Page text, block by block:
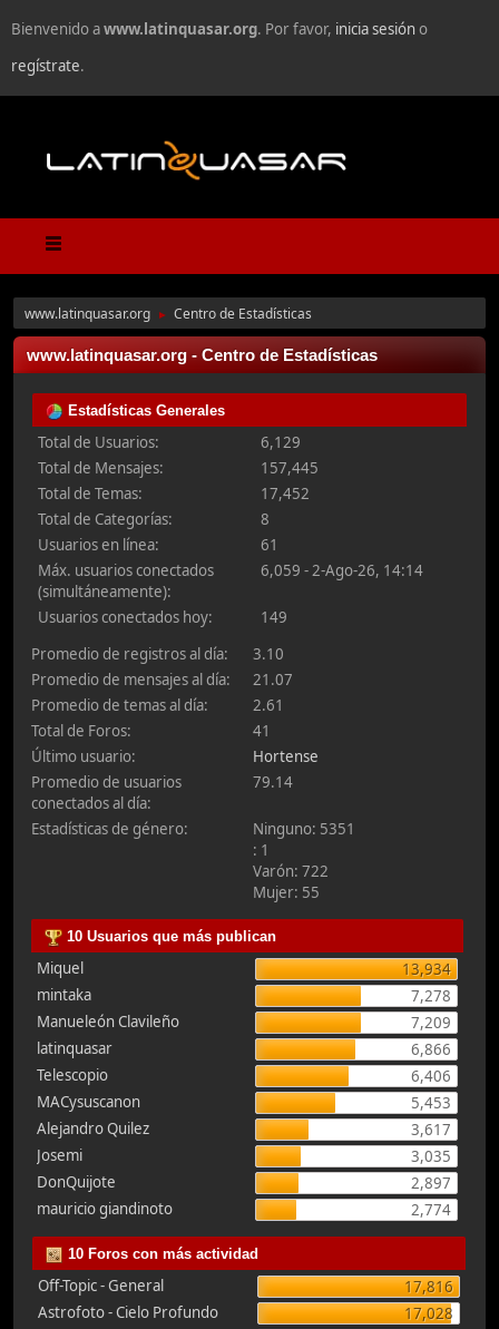
Bienvenido awww.latinquasar.org. Por favor, inicia sesióno
regístrate.
www.latinquasar.org ► Centro de Estadísticas
www.latinquasar.org - Centro de Estadísticas
Estadísticas Generales
Total de Usuarios:
6,129
Total de Mensajes:
157,445
Total de Temas:
17,452
Total de Categorías:
8
Usuarios en línea:
61
Máx. usuarios conectados
(simultáneamente):
6,059 - 2-Ago-26, 14:14
Usuarios conectados hoy:
149
Promedio de registros al día:
3.10
Promedio de mensajes al día:
21.07
Promedio de temas al día:
2.61
Total de Foros:
41
Último usuario:
Hortense
Promedio de usuarios
conectados al día:
79.14
Estadísticas de género:
Ninguno: 5351
: 1
Varón: 722
Mujer: 55
10 Usuarios que más publican
Miquel
13,934
mintaka
7,278
Manueleón Clavileño
7,209
latinquasar
6,866
Telescopio
6,406
MACysuscanon
5,453
Alejandro Quilez
3,617
Josemi
3,035
DonQuijote
2,897
mauricio giandinoto
2,774
10 Foros con más actividad
Off-Topic - General
17,816
Astrofoto - Cielo Profundo
17,028